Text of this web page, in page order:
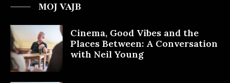
MOJ VAJB
Cinema, Good Vibes and the
Places Between: A Conversation
with Neil Young